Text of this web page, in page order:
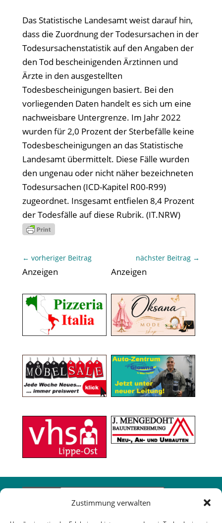
Zustimmung verwalten
Das Statistische Landesamt weist darauf hin,
dass die Zuordnung der Todesursachen in der
Todesursachenstatistik auf den Angaben der
den Tod bescheinigenden Ärztinnen und
Ärzte in den ausgestellten
Todesbescheinigungen basiert. Bei den
vorliegenden Daten handelt es sich um eine
nachweisbare Untergrenze. Im Jahr 2022
wurden für 2,0 Prozent der Sterbefälle keine
Todesbescheinigungen an das Statistische
Landesamt übermittelt. Diese Fälle wurden
den ungenau oder nicht näher bezeichneten
Todesursachen (ICD-Kapitel R00-R99)
zugeordnet. Insgesamt entfielen 8,4 Prozent
der Todesfälle auf diese Rubrik. (IT.NRW)
← vorheriger Beitrag nächster Beitrag →
Anzeigen Anzeigen